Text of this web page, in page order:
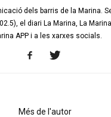
dels barris de la Marina.
el diari La Marina, La
APP i a les xarxes socials.
Més de l'autor